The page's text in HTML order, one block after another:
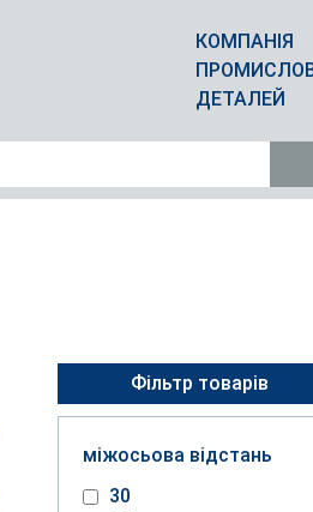
КОМПАНІЯ
ДЕТАЛЕЙ
Фільтр товарів
міжосьова відстань
30